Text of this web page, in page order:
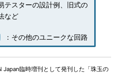
テスターの設計例、旧式の
など
：その他のユニークな回路
臨時増刊として発刊した「珠玉の